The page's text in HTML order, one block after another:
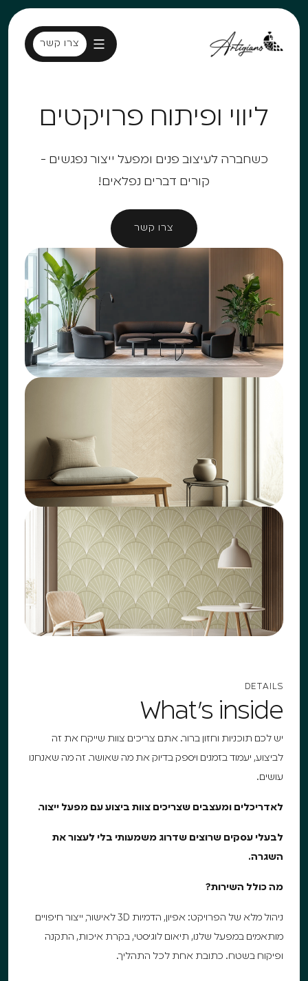
צרו קשר
צרו קשר
ליווי ופיתוח פרויקטים
כשחברה לעיצוב פנים ומפעל ייצור נפגשים -
קורים דברים נפלאים!
צרו קשר
DETAILS
What's inside
יש לכם תוכניות וחזון ברור. אתם צריכים צוות שייקח את זה
לביצוע, יעמוד בזמנים ויספק בדיוק את מה שאושר. זה מה שאנחנו
עושים.
לאדריכלים ומעצבים שצריכים צוות ביצוע עם מפעל ייצור.
לבעלי עסקים שרוצים שדרוג משמעותי בלי לעצור את
השגרה.
מה כולל השירות?
ניהול מלא של הפרויקט: אפיון, הדמיות 3D לאישור, ייצור חיפויים
מותאמים במפעל שלנו, תיאום לוגיסטי, בקרת איכות, התקנה
ופיקוח בשטח. כתובת אחת לכל התהליך.